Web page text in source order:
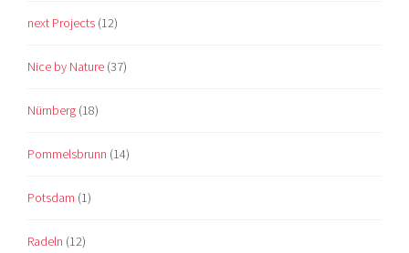
next Projects (12)
Nice by Nature (37)
Nürnberg (18)
Pommelsbrunn (14)
Potsdam (1)
Radeln (12)